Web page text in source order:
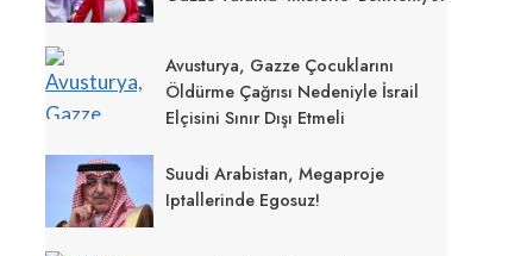
Avusturya, Gazze Çocuklarını
Öldürme Çağrısı Nedeniyle İsrail
Elçisini Sınır Dışı Etmeli
Suudi Arabistan, Megaproje
Iptallerinde Egosuz!